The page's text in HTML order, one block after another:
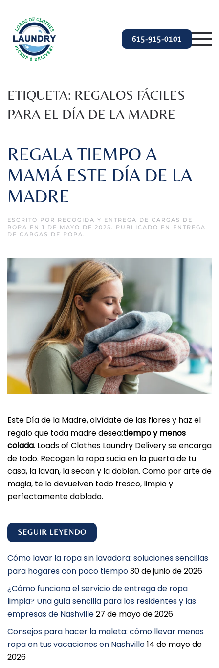
Ir al contenido principal
615-915-0101
ETIQUETA: REGALOS FÁCILES
PARA EL DÍA DE LA MADRE
REGALA TIEMPO A
MAMÁ ESTE DÍA DE LA
MADRE
ESCRITO POR RECOGIDA Y ENTREGA DE CARGAS DE
ROPA EN 1 DE MAYO DE 2025. PUBLICADO EN ENTREGA
DE CARGAS DE ROPA.
Este Día de la Madre, olvídate de las flores y haz el
regalo que toda madre desea:tiempo y menos
colada. Loads of Clothes Laundry Delivery se encarga
de todo. Recogen la ropa sucia en la puerta de tu
casa, la lavan, la secan y la doblan. Como por arte de
magia, te lo devuelven todo fresco, limpio y
perfectamente doblado.
SEGUIR LEYENDO
Cómo lavar la ropa sin lavadora: soluciones sencillas
para hogares con poco tiempo30 de junio de 2026
¿Cómo funciona el servicio de entrega de ropa
limpia? Una guía sencilla para los residentes y las
empresas de Nashville27 de mayo de 2026
Consejos para hacer la maleta: cómo llevar menos
ropa en tus vacaciones en Nashville14 de mayo de
2026